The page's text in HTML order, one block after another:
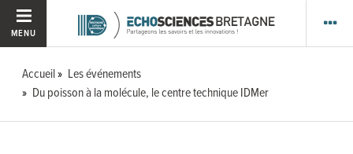
MENU
Accueil
Les événements
Du poisson à la molécule, le centre technique IDMer